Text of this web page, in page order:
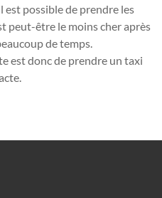
est possible de prendre les
peut-être le moins cher après
de temps.
est donc de prendre un taxi